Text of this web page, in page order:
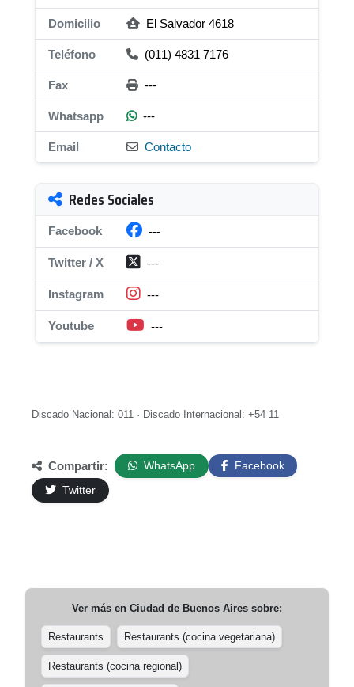
Domicilio El Salvador 4618
Teléfono (011) 4831 7176
Fax ---
Whatsapp ---
Email Contacto
Redes Sociales
Facebook ---
Twitter / X ---
Instagram ---
Youtube ---
Discado Nacional: 011 · Discado Internacional: +54 11
Compartir: WhatsApp
Facebook
Twitter
Ver más en Ciudad de Buenos Aires sobre:
Restaurants Restaurants (cocina vegetariana)
Restaurants (cocina regional)